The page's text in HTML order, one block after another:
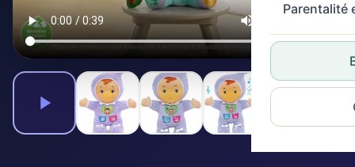
Parentalité